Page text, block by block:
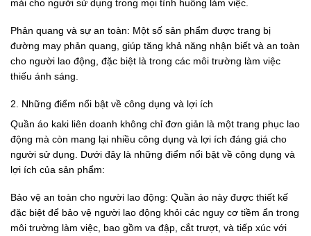
mái cho người sử dụng trong mọi tình huống làm việc.
Phản quang và sự an toàn: Một số sản phẩm được trang bị
đường may phản quang, giúp tăng khả năng nhận biết và an toàn
cho người lao động, đặc biệt là trong các môi trường làm việc
thiếu ánh sáng.
2. Những điểm nổi bật về công dụng và lợi ích
Quần áo kaki liên doanh không chỉ đơn giản là một trang phục lao
động mà còn mang lại nhiều công dụng và lợi ích đáng giá cho
người sử dụng. Dưới đây là những điểm nổi bật về công dụng và
lợi ích của sản phẩm:
Bảo vệ an toàn cho người lao động: Quần áo này được thiết kế
đặc biệt để bảo vệ người lao động khỏi các nguy cơ tiềm ẩn trong
môi trường làm việc, bao gồm va đập, cắt trượt, và tiếp xúc với